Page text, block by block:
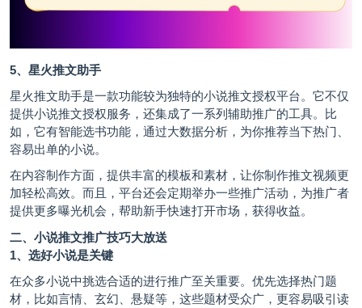
5、星火推文助手
星火推文助手是一款功能较为独特的小说推文授权平台。它不仅
提供小说推文授权服务，还集成了一系列辅助推广的工具。比
如，它有智能选书功能，通过大数据分析，为你推荐当下热门、
容易出单的小说。
在内容制作方面，提供丰富的模板和素材，让你制作推文视频更
加轻松高效。而且，平台还会定期举办一些推广活动，为推广者
提供更多曝光机会，帮助新手快速打开市场，获得收益。
二、小说推文推广技巧大放送
1、选好小说是关键
在众多小说中挑选合适的进行推广至关重要。优先选择热门题
材，比如言情、玄幻、悬疑等，这些题材受众广，更容易吸引读